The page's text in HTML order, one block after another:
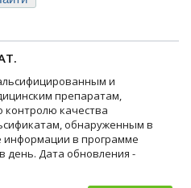
и
препаратам,
качества
обнаруженным в
информации в программе
день. Дата обновления -